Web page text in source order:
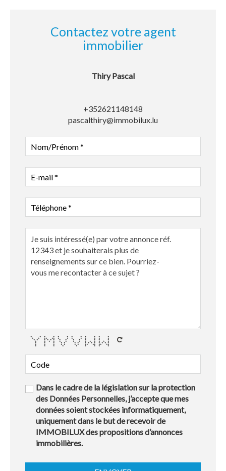
Contactez votre agent
immobilier
Thiry Pascal
+352621148148
pascalthiry@immobilux.lu
* * * * * * * * * * * *
* * ** ** * * * * * * * *
* * * * * * * * * * * * * *
* * * * * * * * * * * * * *
* * * * * * * * * * * * * * *
* * * * * * * ** ** ** **
* * * * * * * * *
Dans le cadre de la législation sur la protection
des Données Personnelles, j’accepte que mes
données soient stockées informatiquement,
uniquement dans le but de recevoir de
IMMOBILUX des propositions d’annonces
immobilières.